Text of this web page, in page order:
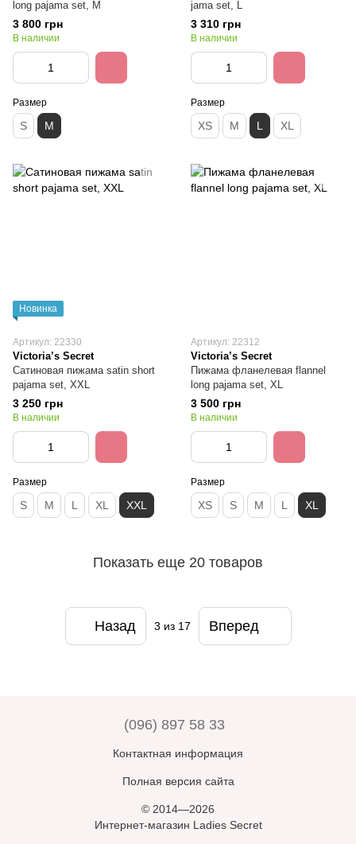
long pajama set, M
3 800 грн
В наличии
Размер
S M
jama set, L
3 310 грн
В наличии
Размер
XS M L XL
Новинка
Артикул: 22330
Victoria’s Secret
Сатиновая пижама satin short
pajama set, XXL
3 250 грн
В наличии
Размер
S M L XL XXL
Артикул: 22312
Victoria’s Secret
Пижама фланелевая flannel
long pajama set, XL
3 500 грн
В наличии
Размер
XS S M L XL
Показать еще 20 товаров
Назад 3 из 17 Вперед
(096) 897 58 33
Контактная информация
Полная версия сайта
© 2014—2026
Интернет-магазин Ladies Secret